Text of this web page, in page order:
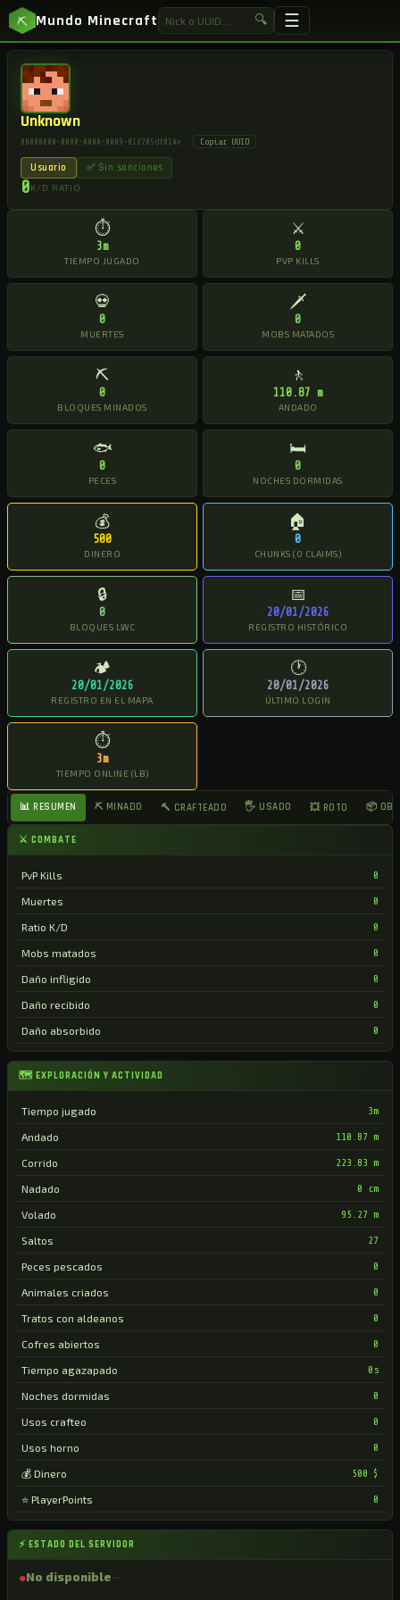
⛏ Mundo Minecraft 🔍 ☰
⚡ ESTADO DEL SERVIDOR
●No disponible
Unknown
00000000-0000-0000-0009-01f705df014e Copiar UUID
Usuario ✅ Sin sanciones
0K/D RATIO
⏱
3m
TIEMPO JUGADO
⚔
0
PVP KILLS
💀
0
MUERTES
🗡
0
MOBS MATADOS
⛏
0
BLOQUES MINADOS
🚶
110.87 m
ANDADO
🐟
0
PECES
🛏
0
NOCHES DORMIDAS
💰
500
DINERO
🏠
0
CHUNKS (0 CLAIMS)
🔒
0
BLOQUES LWC
📅
20/01/2026
REGISTRO HISTÓRICO
🏕
20/01/2026
REGISTRO EN EL MAPA
🕐
20/01/2026
ÚLTIMO LOGIN
⏱
3m
TIEMPO ONLINE (LB)
📊 RESUMEN ⛏ MINADO 🔨 CRAFTEADO 🖐 USADO 💥 ROTO 📦
⚔ COMBATE
PvP Kills 0
Muertes 0
Ratio K/D 0
Mobs matados 0
Daño infligido 0
Daño recibido 0
Daño absorbido 0
🗺 EXPLORACIÓN Y ACTIVIDAD
Tiempo jugado 3m
Andado 110.87 m
Corrido 223.83 m
Nadado 0 cm
Volado 95.27 m
Saltos 27
Peces pescados 0
Animales criados 0
Tratos con aldeanos 0
Cofres abiertos 0
Tiempo agazapado 0s
Noches dormidas 0
Usos crafteo 0
Usos horno 0
💰 Dinero 500 $
⭐ PlayerPoints 0